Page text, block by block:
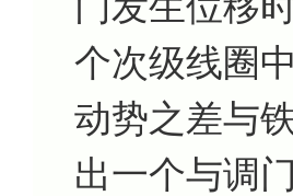
个次级线圈
动势之差与
出一个与调